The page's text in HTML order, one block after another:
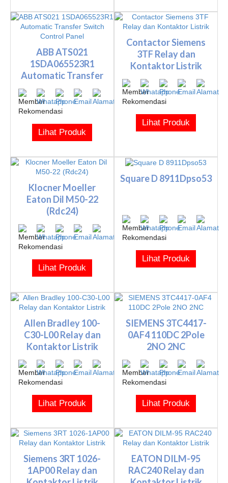
ABB ATS021
1SDA065523R1
Automatic Transfer
Switch Control Pa...
Lihat Produk
Contactor Siemens
3TF Relay dan
Kontaktor Listrik
Lihat Produk
Klocner Moeller
Eaton Dil M50-22
(Rdc24)
Lihat Produk
Square D 8911Dpso53
Lihat Produk
Allen Bradley 100-
C30-L00 Relay dan
Kontaktor Listrik
Lihat Produk
SIEMENS 3TC4417-
0AF4 110DC 2Pole
2NO 2NC
Lihat Produk
Siemens 3RT 1026-
1AP00 Relay dan
EATON DILM-95
RAC240 Relay dan